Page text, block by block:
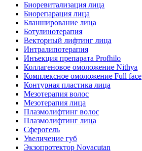
Биоревитализация лица
Биорепарация лица
Бланширование лица
Ботулинотерапия
Векторный лифтинг лица
Интралипотерапия
Инъекция препарата Profhilo
Коллагеновое омоложение Nithya
Комплексное омоложение Full face
Контурная пластика лица
Мезотерапия волос
Мезотерапия лица
Плазмолифтинг волос
Плазмолифтинг лица
Сферогель
Увеличение губ
Экзопротектор Novacutan